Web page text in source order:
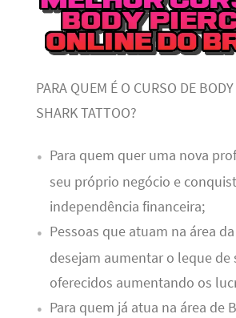
PARA QUEM É O CURSO DE
SHARK TATTOO?
Para quem quer uma nova
seu próprio negócio e
independência financeira;
Pessoas que atuam na área
desejam aumentar o leque de
oferecidos aumentando os
Para quem já atua na área de